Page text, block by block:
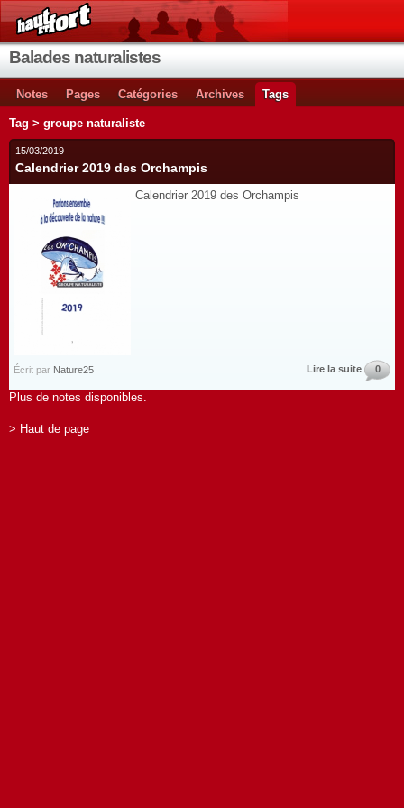
Balades naturalistes
Notes Pages Catégories Archives Tags
Tag > groupe naturaliste
15/03/2019
Calendrier 2019 des Orchampis
Calendrier 2019 des Orchampis
Écrit par Nature25 Lire la suite 0
Plus de notes disponibles.
> Haut de page